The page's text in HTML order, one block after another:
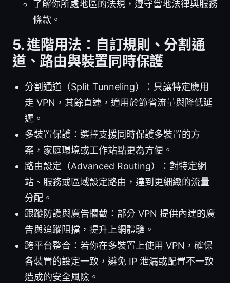
了解你所處地區的法規，遵守當地法律與服務
條款。
5. 進階用法：自訂規則、分割通
道、路由與裝置同時保護
分割通道（Split Tunneling）：只讓特定應用
走 VPN，其餘直連，適用於節省流量與降低延
遲。
多裝置保護：選擇支援同時保護多裝置的方
案，家庭環境或工作站點更為方便。
路由設定（Advanced Routing）：對特定網
站、服務或區域設定路由，達到更細緻的流量
分配。
跟蹤防護與廣告攔截：部分 VPN 提供內建的廣
告與追蹤阻擋，提升上網體驗。
跨平台整合：若你在多裝置上使用 VPN，確保
各裝置的設定一致，避免 IP 泄漏或配置不一致
造成的安全風險。